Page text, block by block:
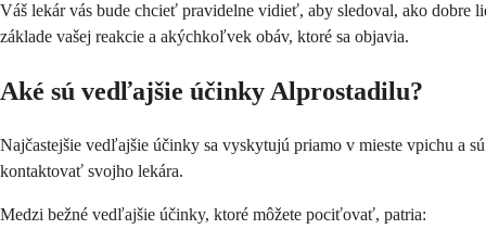
Váš lekár vás bude chcieť pravidelne vidieť, aby sledoval, ako dobre
základe vašej reakcie a akýchkoľvek obáv, ktoré sa objavia.
Aké sú vedľajšie účinky Alprostadilu?
Najčastejšie vedľajšie účinky sa vyskytujú priamo v mieste vpichu a
kontaktovať svojho lekára.
Medzi bežné vedľajšie účinky, ktoré môžete pociťovať, patria: